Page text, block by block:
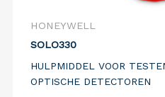
HONEYWELL
SOLO330
HULPMIDDEL VOOR
OPTISCHE DETECTOREN